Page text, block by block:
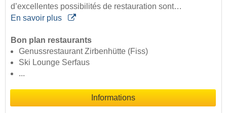
d’excellentes possibilités de restauration sont…
En savoir plus
Bon plan restaurants
Genussrestaurant Zirbenhütte (Fiss)
Ski Lounge Serfaus
...
Informations